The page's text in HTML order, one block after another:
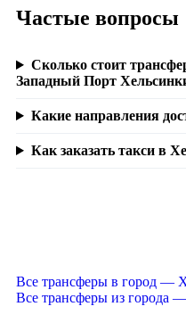
Частые вопросы
Сколько стоит
Западный Порт
Какие направления
Как заказать такси в
Все трансферы в город —
Все трансферы из города